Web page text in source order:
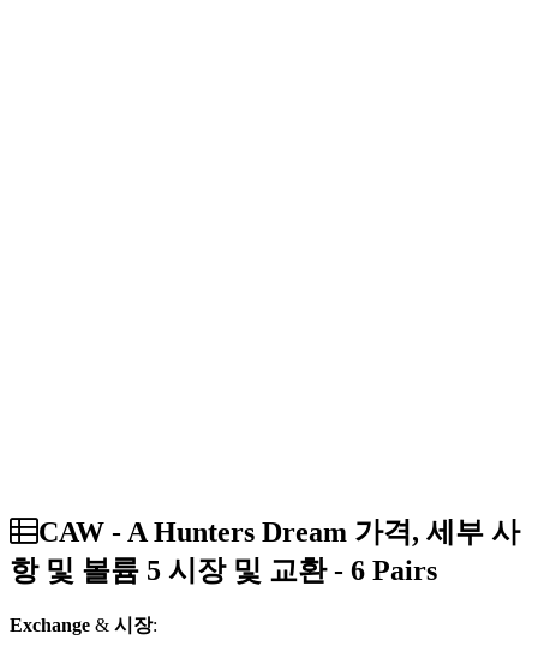
CAW - A Hunters Dream 가격, 세부 사
항 및 볼륨 5 시장 및 교환 - 6 Pairs
Exchange & 시장: